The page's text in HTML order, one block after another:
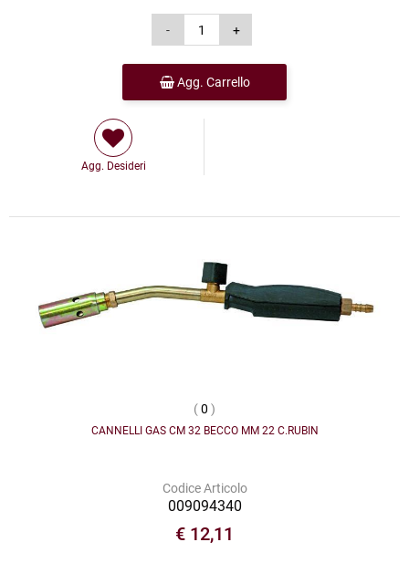
Agg. Carrello
Agg. Desideri
(0 )
CANNELLI GAS CM 32 BECCO MM 22 C.RUBIN
Codice Articolo
009094340
€ 12,11